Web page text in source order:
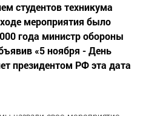
студентов техникума
мероприятия было
года министр обороны
«5 ноября - День
президентом РФ эта дата